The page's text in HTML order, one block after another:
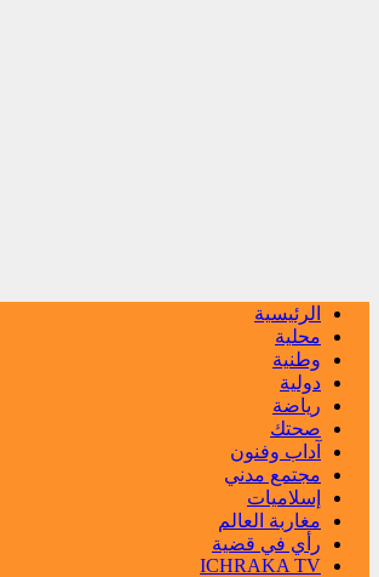
الرئيسية
محلية
وطنية
دولية
رياضة
صحتك
آداب وفنون
مجتمع مدني
إسلاميات
مغاربة العالم
رأي في قضية
ICHRAKA TV